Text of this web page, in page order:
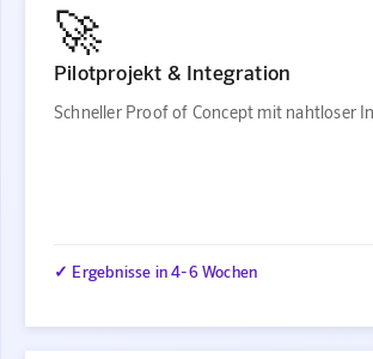
🚀
Pilotprojekt & Integration
Schneller Proof of Concept mit nahtloser
✓ Ergebnisse in 4-6 Wochen